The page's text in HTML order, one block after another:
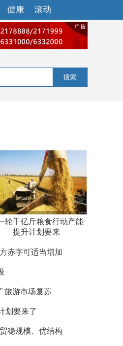
健康 滚动
搜索
轮千亿斤粮食行动产能
提升计划要来
赤字可适当增加
旅游市场复苏
划要来了
稳规模、优结构